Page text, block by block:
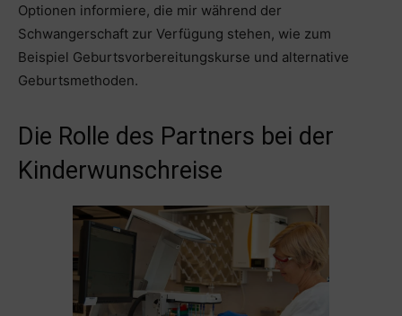
Optionen informiere, die mir während der
Schwangerschaft zur Verfügung stehen, wie zum
Beispiel Geburtsvorbereitungskurse und alternative
Geburtsmethoden.
Die Rolle des Partners bei der
Kinderwunschreise